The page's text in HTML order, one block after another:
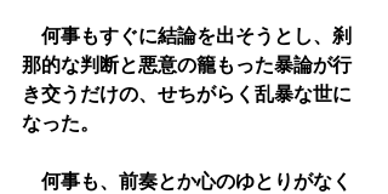
何事もすぐに結論を出そうとし、刹
那的な判断と悪意の籠もった暴論が行
き交うだけの、せちがらく乱暴な世に
なった。
何事も、前奏とか心のゆとりがなく